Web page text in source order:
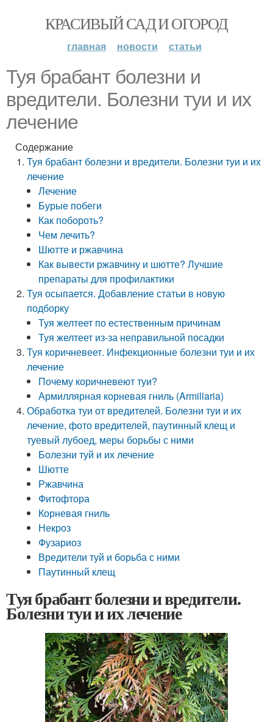
КРАСИВЫЙ САД И ОГОРОД
главная новости статьи
Туя брабант болезни и
вредители. Болезни туи и их
лечение
Содержание
Туя брабант болезни и вредители. Болезни туи и их
лечение
Лечение
Бурые побеги
Как побороть?
Чем лечить?
Шютте и ржавчина
Как вывести ржавчину и шютте? Лучшие
препараты для профилактики
Туя осыпается. Добавление статьи в новую
подборку
Туя желтеет по естественным причинам
Туя желтеет из-за неправильной посадки
Туя коричневеет. Инфекционные болезни туи и их
лечение
Почему коричневеют туи?
Армиллярная корневая гниль (Armillaria)
Обработка туи от вредителей. Болезни туи и их
лечение, фото вредителей, паутинный клещ и
туевый лубоед, меры борьбы с ними
Болезни туй и их лечение
Шютте
Ржавчина
Фитофтора
Корневая гниль
Некроз
Фузариоз
Вредители туй и борьба с ними
Паутинный клещ
Туя брабант болезни и вредители.
Болезни туи и их лечение